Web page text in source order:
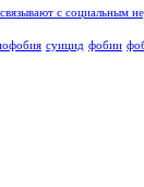
с социальным
суицид фобии